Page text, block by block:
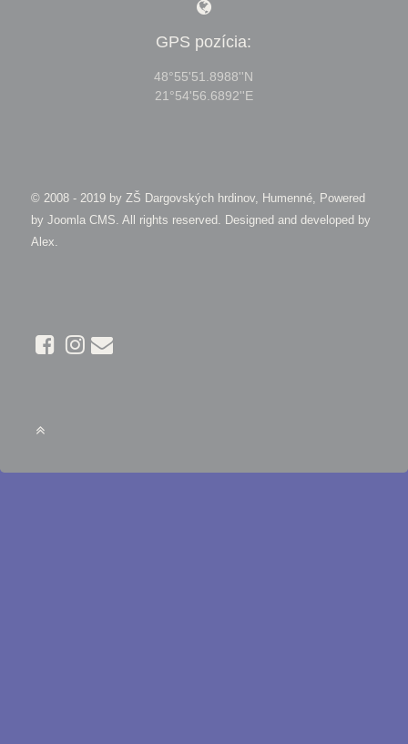
GPS pozícia:
48°55'51.8988''N
21°54'56.6892''E
© 2008 - 2019 by ZŠ Dargovských hrdinov, Humenné, Powered
by Joomla CMS . All rights reserved. Designed and developed by
Alex